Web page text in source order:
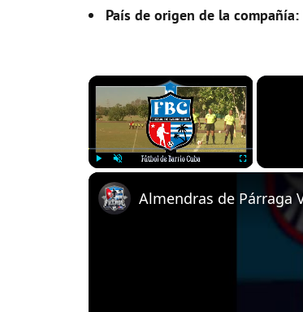
País de origen de la compañía:
×
Almendras de Párraga